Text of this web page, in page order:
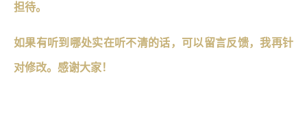
担待。
如果有听到哪处实在听不清的话，可以留言反馈，我再针
对修改。感谢大家！